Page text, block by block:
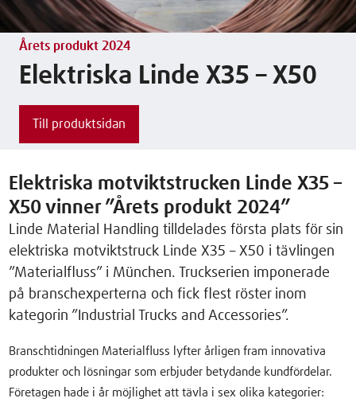
Årets produkt 2024
Elektriska Linde X35 – X50
Till produktsidan
Elektriska motviktstrucken Linde X35 –
X50 vinner ”Årets produkt 2024”
Linde Material Handling tilldelades första plats för sin
elektriska motviktstruck Linde X35 – X50 i tävlingen
”Materialfluss” i München. Truckserien imponerade
på branschexperterna och fick flest röster inom
kategorin ”Industrial Trucks and Accessories”.
Branschtidningen Materialfluss lyfter årligen fram innovativa
produkter och lösningar som erbjuder betydande kundfördelar.
Företagen hade i år möjlighet att tävla i sex olika kategorier: